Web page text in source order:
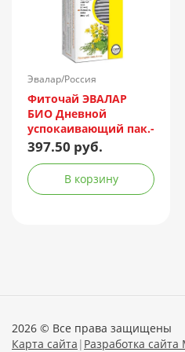
Эвалар/Россия
Фиточай ЭВАЛАР
БИО Дневной
успокаивающий пак.-
фильтр 1,5г №20
397.50 руб.
В корзину
2026 © Все права защищены
Карта сайта | Разработка